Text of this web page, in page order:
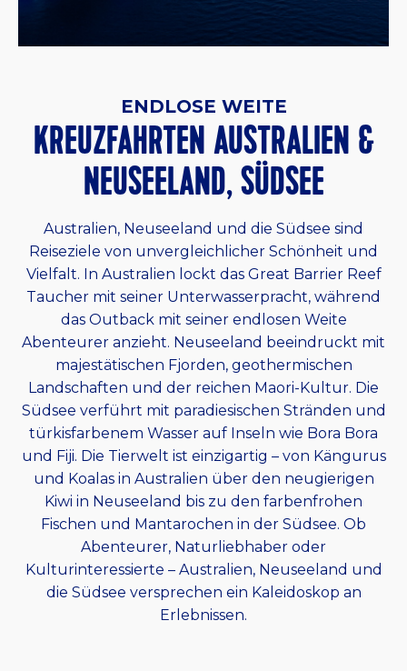
ENDLOSE WEITE
KREUZFAHRTEN AUSTRALIEN &
NEUSEELAND, SÜDSEE
Australien, Neuseeland und die Südsee sind
Reiseziele von unvergleichlicher Schönheit und
Vielfalt. In Australien lockt das Great Barrier Reef
Taucher mit seiner Unterwasserpracht, während
das Outback mit seiner endlosen Weite
Abenteurer anzieht. Neuseeland beeindruckt mit
majestätischen Fjorden, geothermischen
Landschaften und der reichen Maori-Kultur. Die
Südsee verführt mit paradiesischen Stränden und
türkisfarbenem Wasser auf Inseln wie Bora Bora
und Fiji. Die Tierwelt ist einzigartig – von Kängurus
und Koalas in Australien über den neugierigen
Kiwi in Neuseeland bis zu den farbenfrohen
Fischen und Mantarochen in der Südsee. Ob
Abenteurer, Naturliebhaber oder
Kulturinteressierte – Australien, Neuseeland und
die Südsee versprechen ein Kaleidoskop an
Erlebnissen.